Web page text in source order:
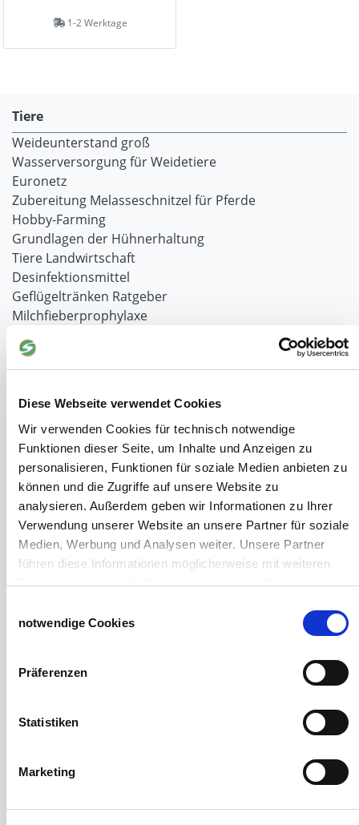
Diese Webseite verwendet Cookies
Wir verwenden Cookies für technisch notwendige
Funktionen dieser Seite, um Inhalte und Anzeigen zu
personalisieren, Funktionen für soziale Medien anbieten zu
können und die Zugriffe auf unsere Website zu
analysieren. Außerdem geben wir Informationen zu Ihrer
Verwendung unserer Website an unsere Partner für soziale
Medien, Werbung und Analysen weiter. Unsere Partner
führen diese Informationen möglicherweise mit weiteren
Daten zusammen, die Sie ihnen bereitgestellt haben oder
haben.
notwendige Cookies
Präferenzen
Statistiken
Marketing
1-2 Werktage
Tiere
Weideunterstand groß
Wasserversorgung für Weidetiere
Euronetz
Zubereitung Melasseschnitzel für Pferde
Hobby-Farming
Grundlagen der Hühnerhaltung
Tiere Landwirtschaft
Desinfektionsmittel
Geflügeltränken Ratgeber
Milchfieberprophylaxe
Stallapotheke für Hühner
Saatgut für die Pferdeweide
Galerie Windschutznetze
Windschutznetz für Pferdeführanlagen
Windschutznetz für Pferdestall
Lubratec Tore
Lubratec Fronten
Planenvorhang
Windschutznetz mit Ösen
Windschutznetz mit Keder
PVC Lamellen für Pferdeställe
Rollvorhang-Systeme
Windnetzrecher
Schiebetor über Eck selber bauen
Hofbedarf